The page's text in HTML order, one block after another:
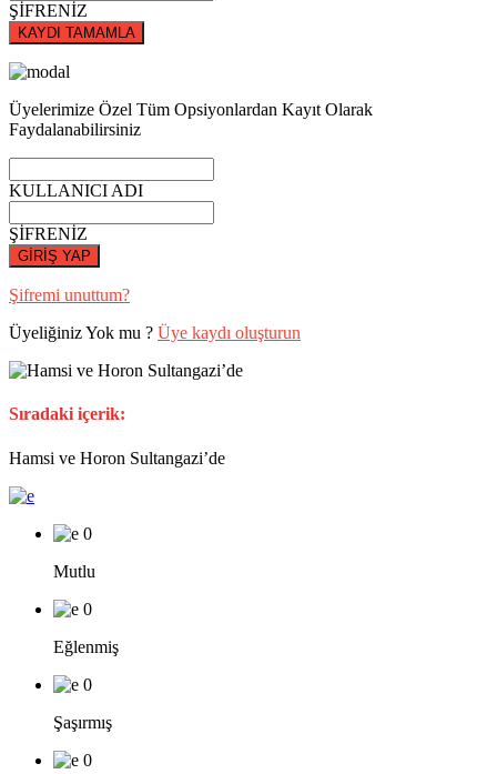
ŞİFRENİZ
KAYDI TAMAMLA
Üyelerimize Özel Tüm Opsiyonlardan Kayıt Olarak
Faydalanabilirsiniz
KULLANICI ADI
ŞİFRENİZ
GİRİŞ YAP
Şifremi unuttum?
Üyeliğiniz Yok mu ? Üye kaydı oluşturun
Sıradaki içerik:
Hamsi ve Horon Sultangazi’de
0
Mutlu
0
Eğlenmiş
0
Şaşırmış
0